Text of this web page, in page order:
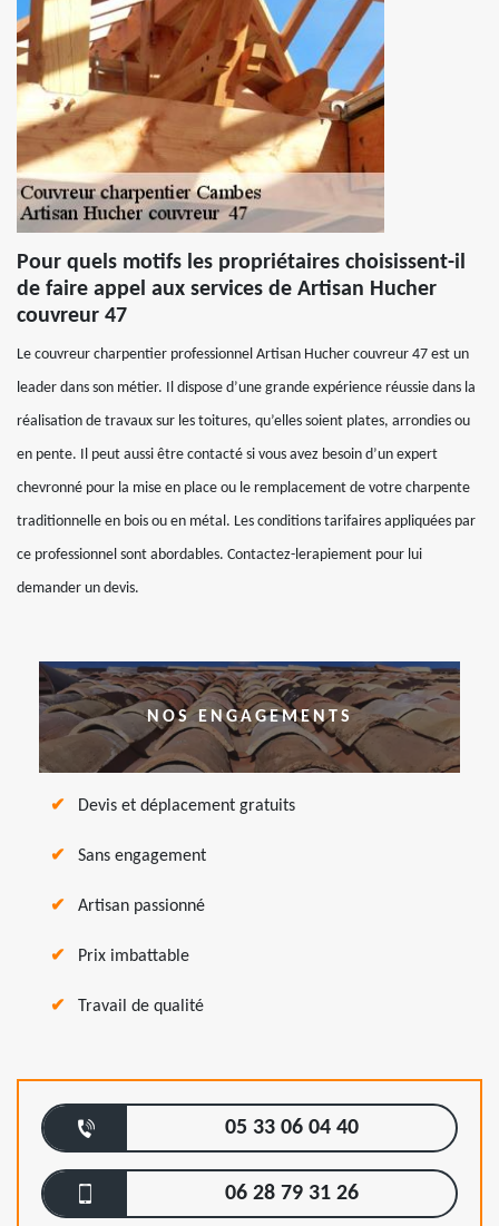
Pour quels motifs les propriétaires choisissent-il
de faire appel aux services de Artisan Hucher
couvreur 47
Le couvreur charpentier professionnel Artisan Hucher couvreur 47 est un
leader dans son métier. Il dispose d’une grande expérience réussie dans la
réalisation de travaux sur les toitures, qu’elles soient plates, arrondies ou
en pente. Il peut aussi être contacté si vous avez besoin d’un expert
chevronné pour la mise en place ou le remplacement de votre charpente
traditionnelle en bois ou en métal. Les conditions tarifaires appliquées par
ce professionnel sont abordables. Contactez-lerapiement pour lui
demander un devis.
NOS ENGAGEMENTS
Devis et déplacement gratuits
Sans engagement
Artisan passionné
Prix imbattable
Travail de qualité
05 33 06 04 40
06 28 79 31 26